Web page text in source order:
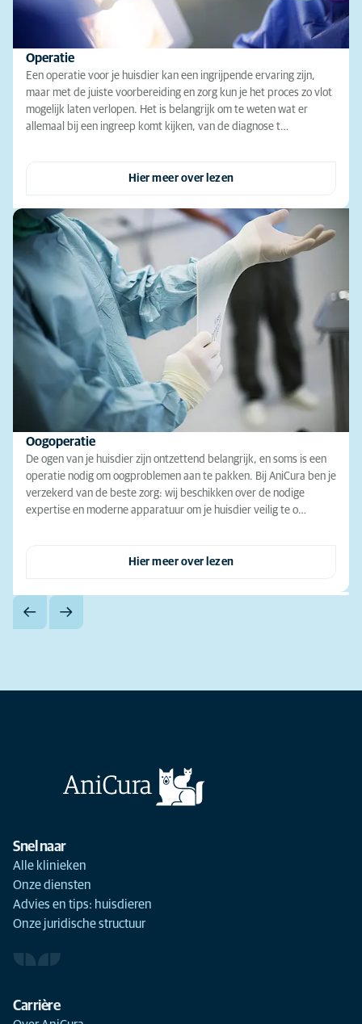
Operatie
Een operatie voor je huisdier kan een ingrijpende ervaring zijn,
maar met de juiste voorbereiding en zorg kun je het proces zo vlot
mogelijk laten verlopen. Het is belangrijk om te weten wat er
allemaal bij een ingreep komt kijken, van de diagnose t…
Hier meer over lezen
Oogoperatie
De ogen van je huisdier zijn ontzettend belangrijk, en soms is een
operatie nodig om oogproblemen aan te pakken. Bij AniCura ben je
verzekerd van de beste zorg: wij beschikken over de nodige
expertise en moderne apparatuur om je huisdier veilig te o…
Hier meer over lezen
Snel naar
Alle klinieken
Onze diensten
Advies en tips: huisdieren
Onze juridische structuur
Carrière